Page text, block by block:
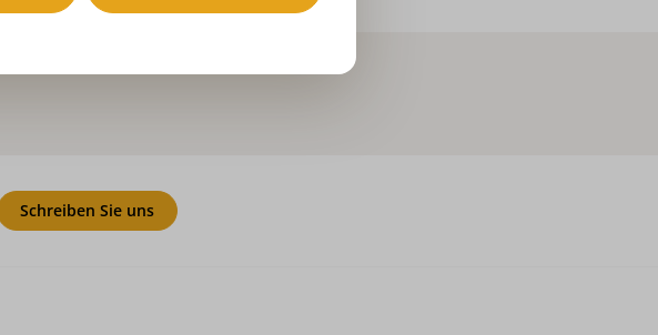
Schreiben Sie uns